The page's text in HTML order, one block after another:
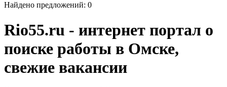
Найдено предложений: 0
Rio55.ru - интернет портал о
поиске работы в Омске,
свежие вакансии